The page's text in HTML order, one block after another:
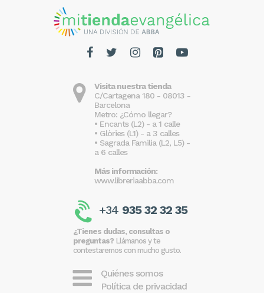
Visita nuestra tienda
C/Cartagena 180 - 08013 -
Barcelona
Metro: ¿Cómo llegar?
• Encants (L2) - a 1 calle
• Glòries (L1) - a 3 calles
• Sagrada Familia (L2, L5) -
a 6 calles
Más información:
www.libreriaabba.com
+34 935 32 32 35
¿Tienes dudas, consultas o
preguntas? Llámanos y te
contestaremos con mucho gusto.
Quiénes somos
Política de privacidad